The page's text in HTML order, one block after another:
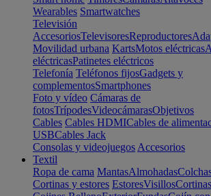
Wearables Smartwatches
Televisión
AccesoriosTelevisoresReproductores
Movilidad urbana KartsMotos eléctricas
eléctricasPatinetes eléctricos
Telefonía Teléfonos fijosGadgets y
complementosSmartphones
Foto y vídeo Cámaras de
fotosTrípodesVideocámarasObjetivos
Cables Cables HDMICables de
USBCables Jack
Consolas y videojuegos Accesorios
Textil
Ropa de cama MantasAlmohadas
Cortinas y estores EstoresVisillosCortinas